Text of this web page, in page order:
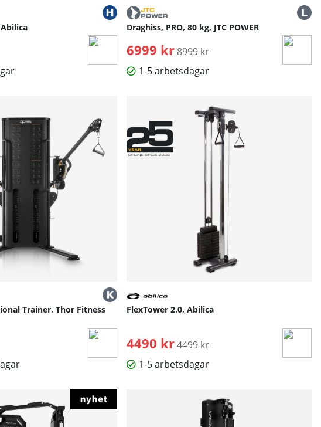
Draghiss, PRO, 80 kg, JTC POWER
6999 kr Ordinarie pris:
8999 kr
1-5 arbetsdagar
Trainer, Thor Fitness FlexTower 2.0, Abilica
4490 kr Ordinarie pris:
4499 kr
1-5 arbetsdagar